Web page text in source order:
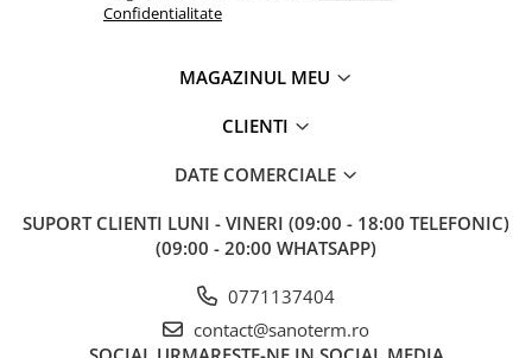
Confidentialitate
MAGAZINUL MEU
CLIENTI
DATE COMERCIALE
SUPORT CLIENTI LUNI - VINERI (09:00 - 18:00 TELEFONIC)
(09:00 - 20:00 WHATSAPP)
0771137404
contact@sanoterm.ro